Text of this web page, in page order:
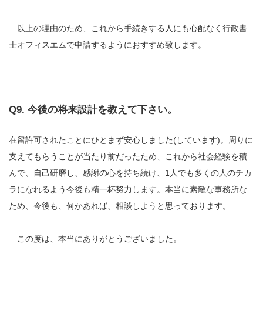
以上の理由のため、これから手続きする人にも心配なく行政書
士オフィスエムで申請するようにおすすめ致します。
Q9. 今後の将来設計を教えて下さい。
在留許可されたことにひとまず安心しました(しています)。周りに
支えてもらうことが当たり前だったため、これから社会経験を積
んで、自己研磨し、感謝の心を持ち続け、1人でも多くの人のチカ
ラになれるよう今後も精一杯努力します。本当に素敵な事務所な
ため、今後も、何かあれば、相談しようと思っております。
この度は、本当にありがとうございました。